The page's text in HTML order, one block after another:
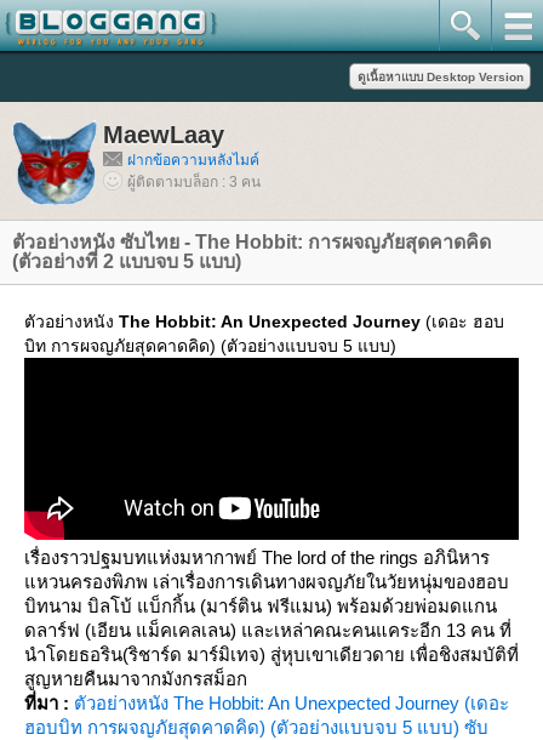
MaewLaay
ฝากข้อความหลังไมค์
ผู้ติดตามบล็อก : 3 คน
ตัวอย่างหนัง ซับไทย - The Hobbit: การผจญภัยสุดคาดคิด
(ตัวอย่างที่ 2 แบบจบ 5 แบบ)
ตัวอย่างหนัง The Hobbit: An Unexpected Journey (เดอะ ฮอบ
บิท การผจญภัยสุดคาดคิด) (ตัวอย่างแบบจบ 5 แบบ)
เรื่องราวปฐมบทแห่งมหากาพย์ The lord of the rings อภินิหาร
หวนครองพิภพ เล่าเรื่องการเดินทางผจญภัยในวัยหนุ่มของฮอบ
บิทนาม บิลโบ้ แบ็กกิ้น (มาร์ติน ฟรีแมน) พร้อมด้วยพ่อมดแกน
ดลาร์ฟ (เอียน แม็คเคลเลน) และเหล่าคณะคนแคระอีก 13 คน ที่
นำโดยธอริน(ริชาร์ด มาร์มิเทจ) สู่หุบเขาเดียวดาย เพื่อชิงสมบัติที่
สูญหายคืนมาจากมังกรสม็อก
ที่มา : ตัวอย่างหนัง The Hobbit: An Unexpected Journey (เดอะ
ฮอบบิท การผจญภัยสุดคาดคิด) (ตัวอย่างแบบจบ 5 แบบ) ซับ